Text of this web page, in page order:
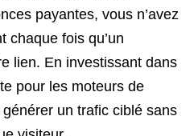
payantes, vous n’avez
chaque fois qu’un
lien. En investissant dans
pour les moteurs de
un trafic ciblé sans